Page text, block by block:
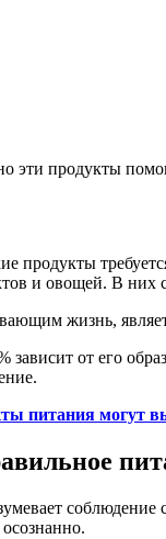
эти продукты
продукты
и овощей. В них
жизнь,
зависит от его
питания могут